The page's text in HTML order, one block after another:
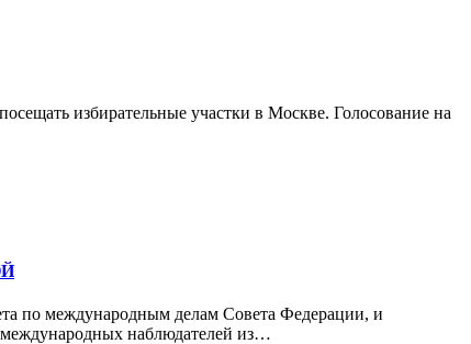
избирательные участки в Москве. Голосование на
по международным делам Совета Федерации, и
международных наблюдателей из…